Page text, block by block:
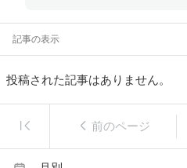
記事の表示
投稿された記事はありません。
前のページ